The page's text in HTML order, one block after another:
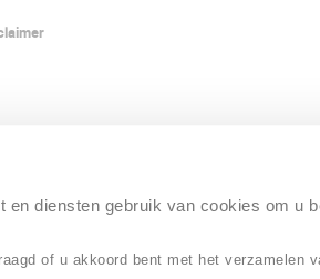
en diensten gebruik van cookies om u
of u akkoord bent met het verzamelen